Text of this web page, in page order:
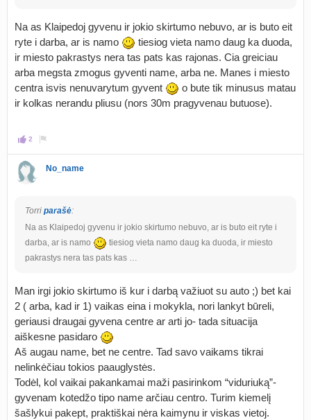
Na as Klaipedoj gyvenu ir jokio skirtumo nebuvo, ar is buto eit
ryte i darba, ar is namo
tiesiog vieta namo daug ka duoda,
ir miesto pakrastys nera tas pats kas rajonas. Cia greiciau
arba megsta zmogus gyventi name, arba ne. Manes i miesto
centra isvis nenuvarytum gyvent
o bute tik minusus matau
ir kolkas nerandu pliusu (nors 30m pragyvenau butuose).
2
No_name
Torri parašė:
Na as Klaipedoj gyvenu ir jokio skirtumo nebuvo, ar is buto eit ryte i
darba, ar is namo
tiesiog vieta namo daug ka duoda, ir miesto
pakrastys nera tas pats kas …
Man irgi jokio skirtumo iš kur i darbą važiuot su auto ;) bet kai
2 ( arba, kad ir 1) vaikas eina i mokykla, nori lankyt būreli,
geriausi draugai gyvena centre ar arti jo- tada situacija
aiškesne pasidaro
Aš augau name, bet ne centre. Tad savo vaikams tikrai
nelinkėčiau tokios paauglystės.
Todėl, kol vaikai pakankamai maži pasirinkom “viduriuką”-
gyvenam kotedžo tipo name arčiau centro. Turim kiemelį
šašlykui pakept, praktiškai nėra kaimynu ir viskas vietoj.